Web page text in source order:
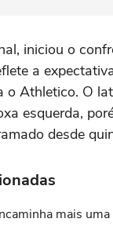
iniciou o
a
o Athletico. O
esquerda,
desde
mais uma